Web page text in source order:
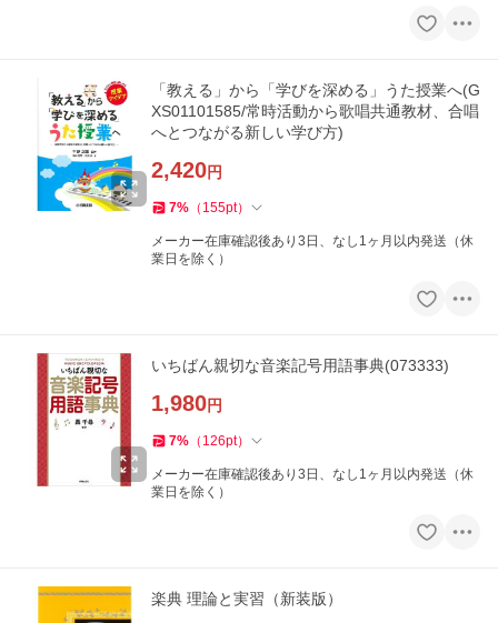
「教える」から「学びを深める」うた授業へ(G
XS01101585/常時活動から歌唱共通教材、合唱
へとつながる新しい学び方)
2,420円
7% （ 155pt）
メーカー在庫確認後あり3日、なし1ヶ月以内発送（休
業日を除く）
いちばん親切な音楽記号用語事典(073333)
1,980円
7% （ 126pt）
メーカー在庫確認後あり3日、なし1ヶ月以内発送（休
業日を除く）
楽典 理論と実習（新装版）